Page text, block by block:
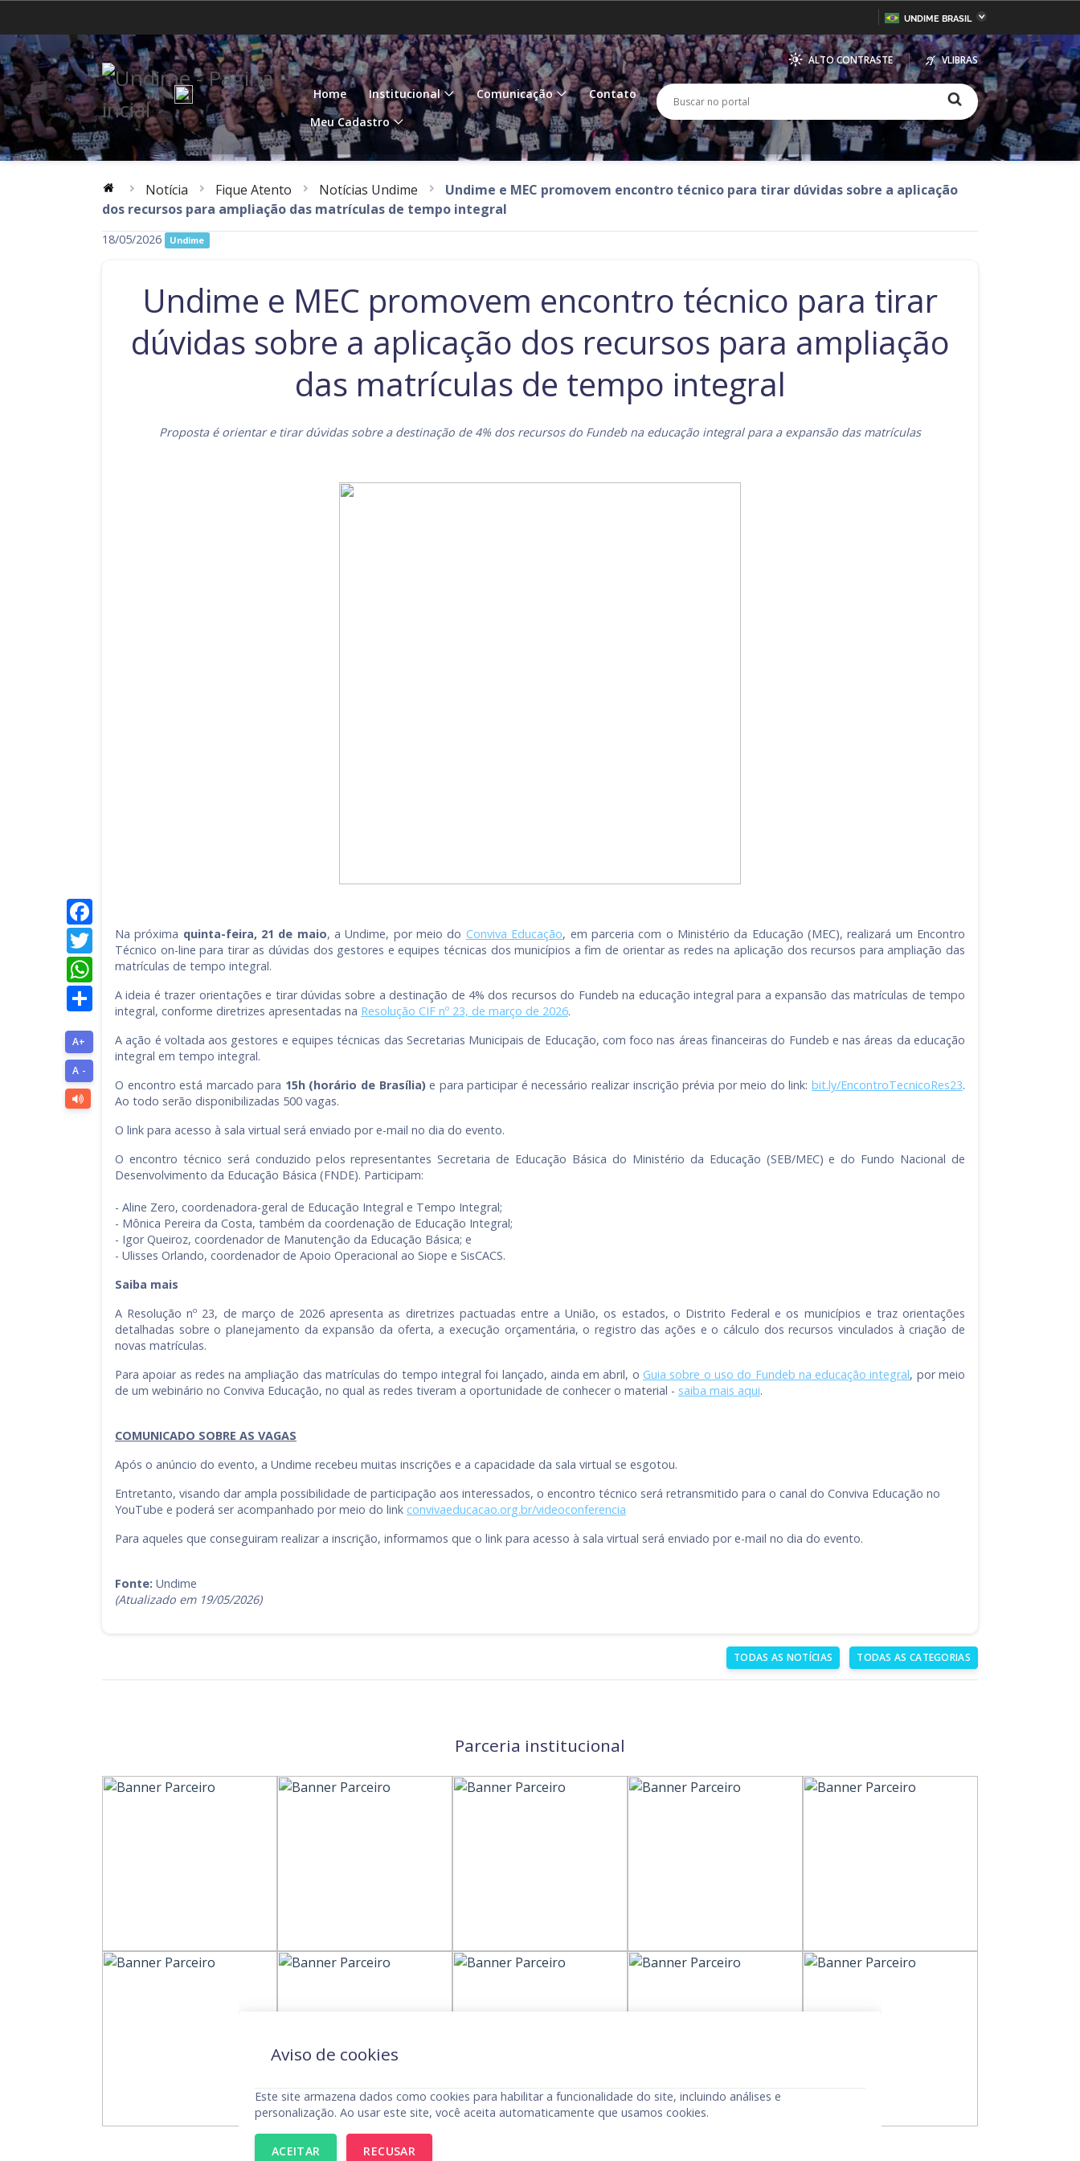
IR
PARA
O
CONTEÚDO
UNDIME BRASIL
Distrito Federal Espírito Santo Goiás Maranhão Minas Gerais Mato Grosso do Sul
Mato Grosso Pará Paraíba Pernambuco Piauí
Rio de Janeiro Rio Grande do Norte Rondônia Roraima Rio Grande do Sul
Santa Catarina São Paulo Tocantins
ALTO CONTRASTE VLIBRAS
Home Institucional Comunicação
Contato
Meu Cadastro
Buscar
no
portal
Notícia Fique Atento Notícias Undime
Undime e MEC promovem encontro técnico para tirar dúvidas sobre a aplicação
dos recursos para ampliação das matrículas de tempo integral
18/05/2026 Undime
Undime e MEC promovem encontro técnico para tirar
dúvidas sobre a aplicação dos recursos para ampliação
das matrículas de tempo integral
Proposta é orientar e tirar dúvidas sobre a destinação de 4% dos recursos do Fundeb na educação integral para a expansão das matrículas
Na próxima quinta-feira, 21 de maio, a Undime, por meio do Conviva Educação, em parceria com o Ministério da Educação (MEC), realizará um Encontro
Técnico on-line para tirar as dúvidas dos gestores e equipes técnicas dos municípios a fim de orientar as redes na aplicação dos recursos para ampliação das
matrículas de tempo integral.
A ideia é trazer orientações e tirar dúvidas sobre a destinação de 4% dos recursos do Fundeb na educação integral para a expansão das matrículas de tempo
integral, conforme diretrizes apresentadas na Resolução CIF nº 23, de março de 2026.
A ação é voltada aos gestores e equipes técnicas das Secretarias Municipais de Educação, com foco nas áreas financeiras do Fundeb e nas áreas da educação
integral em tempo integral.
O encontro está marcado para 15h (horário de Brasília)e para participar é necessário realizar inscrição prévia por meio do link:bit.ly/EncontroTecnicoRes23.
Ao todo serão disponibilizadas 500 vagas.
O link para acesso à sala virtual será enviado por e-mail no dia do evento.
O encontro técnico será conduzido pelos representantes Secretaria de Educação Básica do Ministério da Educação (SEB/MEC) e do Fundo Nacional de
Desenvolvimento da Educação Básica (FNDE). Participam:
- Aline Zero, coordenadora-geral de Educação Integral e Tempo Integral;
- Mônica Pereira da Costa, também da coordenação de Educação Integral;
- Igor Queiroz, coordenador de Manutenção da Educação Básica; e
- Ulisses Orlando, coordenador de Apoio Operacional ao Siope e SisCACS.
Saiba mais
A Resolução nº 23, de março de 2026 apresenta as diretrizes pactuadas entre a União, os estados, o Distrito Federal e os municípios e traz orientações
detalhadas sobre o planejamento da expansão da oferta, a execução orçamentária, o registro das ações e o cálculo dos recursos vinculados à criação de
novas matrículas.
Para apoiar as redes na ampliação das matrículas do tempo integral foi lançado, ainda em abril, o Guia sobre o uso do Fundeb na educação integral, por meio
de um webinário no Conviva Educação, no qual as redes tiveram a oportunidade de conhecer o material - saiba mais aqui.
COMUNICADO SOBRE AS VAGAS
Após o anúncio do evento, a Undime recebeu muitas inscrições e a capacidade da sala virtual se esgotou.
Entretanto, visando dar ampla possibilidade de participação aos interessados, o encontro técnico será retransmitido para o canal do Conviva Educação no
YouTube e poderá ser acompanhado por meio do link convivaeducacao.org.br/videoconferencia
Para aqueles que conseguiram realizar a inscrição, informamos que o link para acesso à sala virtual será enviado por e-mail no dia do evento.
Fonte: Undime
(Atualizado em 19/05/2026)
Twitter
WhatsApp
Share
A+
A -
TODAS AS NOTÍCIAS TODAS AS CATEGORIAS
Parceria institucional
Aviso de cookies
Este site armazena dados como cookies para habilitar a funcionalidade do site, incluindo análises e
personalização. Ao usar este site, você aceita automaticamente que usamos cookies.
ACEITAR RECUSAR